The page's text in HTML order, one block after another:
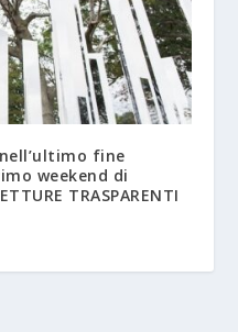
fine
weekend di
TRASPARENTI